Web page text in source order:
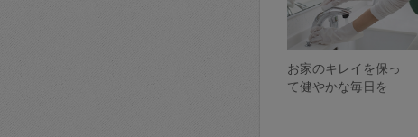
お家のキレイを保っ
て健やかな毎日を